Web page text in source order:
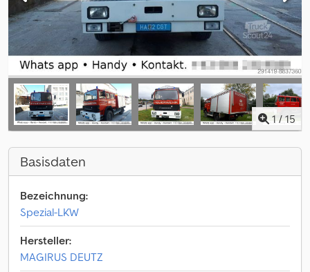
1 /15
Basisdaten
Bezeichnung:
Spezial-LKW
Hersteller:
MAGIRUS DEUTZ